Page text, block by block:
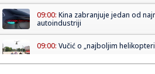
09:00: Kina zabranjuje jedan od
autoindustriji
09:00: Vučić o „najboljim